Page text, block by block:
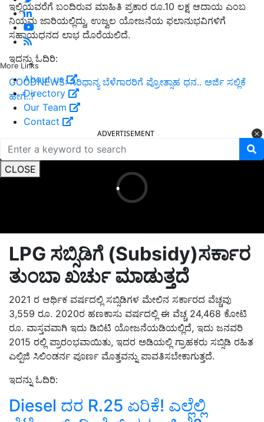
More Links
About us
Directory
Our Team
Contact
CLOSE
ಇಲ್ಲಿಯವರೆಗೆ ಬಂದಿರುವ ಮಾಹಿತಿ ಪ್ರಕಾರ ರೂ.10 ಲಕ್ಷ ಆದಾಯ ಎಂಬ
ನಿಯಮ ಜಾರಿಯಲ್ಲಿದ್ದು, ಉಜ್ವಲ ಯೋಜನೆಯ ಫಲಾನುಭವಿಗಳಿಗೆ
ಸಹಾಯಧನದ ಲಾಭ ದೊರೆಯಲಿದೆ.
ಇದನ್ನು ಓದಿರಿ:
GOODNEWS: ಸಿರಿಧಾನ್ಯ ಬೆಳೆಗಾರರಿಗೆ ಪ್ರೋತ್ಸಾಹ ಧನ.. ಅರ್ಜಿ ಸಲ್ಲಿಕೆ
ಹೇಗೆ..?
LPG ಸಬ್ಸಿಡಿಗೆ (Subsidy)ಸರ್ಕಾರ
ತುಂಬಾ ಖರ್ಚು ಮಾಡುತ್ತದೆ
2021 ರ ಆರ್ಥಿಕ ವರ್ಷದಲ್ಲಿ ಸಬ್ಸಿಡಿಗಳ ಮೇಲಿನ ಸರ್ಕಾರದ ವೆಚ್ಚವು
3,559 ರೂ. 2020ರ ಹಣಕಾಸು ವರ್ಷದಲ್ಲಿ ಈ ವೆಚ್ಚ 24,468 ಕೋಟಿ
ರೂ. ವಾಸ್ತವವಾಗಿ ಇದು ಡಿಬಿಟಿ ಯೋಜನೆಯಡಿಯಲ್ಲಿದೆ, ಇದು ಜನವರಿ
2015 ರಲ್ಲಿ ಪ್ರಾರಂಭವಾಯಿತು, ಇದರ ಅಡಿಯಲ್ಲಿ ಗ್ರಾಹಕರು ಸಬ್ಸಿಡಿ ರಹಿತ
ಎಲ್ಪಿಜಿ ಸಿಲಿಂಡರ್ನ ಪೂರ್ಣ ಮೊತ್ತವನ್ನು ಪಾವತಿಸಬೇಕಾಗುತ್ತದೆ.
ಇದನ್ನು ಓದಿರಿ:
Diesel ದರ R.25 ಏರಿಕೆ! ಎಲ್ಲೆಲ್ಲಿ
ಪೆಟ್ರೋಲ್, ಡೀಸೆಲ್ ದರ ಎಷ್ಟಿದೆ?